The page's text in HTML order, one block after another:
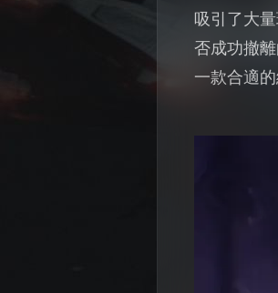
吸引了大
否成功撤
一款合適